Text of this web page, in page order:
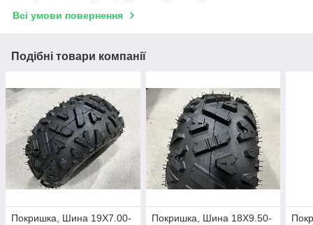
Всі умови повернення
Подібні товари компанії
Покришка, Шина 19Х7.00-
Покришка, Шина 18Х9.50-